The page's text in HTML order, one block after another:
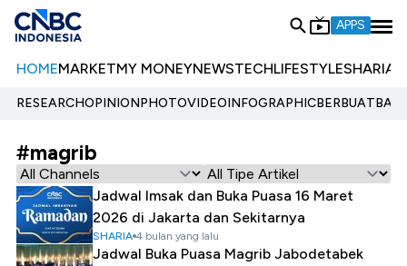
APPS
HOMEMARKETMY MONEYNEWSTECHLIFESTYLESHARIA
RESEARCHOPINIONPHOTOVIDEOINFOGRAPHIC
#magrib
Jadwal Imsak dan Buka Puasa 16 Maret
2026 di Jakarta dan Sekitarnya
SHARIA 4 bulan yang lalu
Jadwal Buka Puasa Magrib Jabodetabek